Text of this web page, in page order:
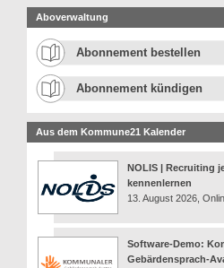
Aboverwaltung
Abonnement bestellen
Abonnement kündigen
Aus dem Kommune21 Kalender
NOLIS | Recruiting
kennenlernen
13. August 2026,
Software-Demo:
Gebärdensprach-